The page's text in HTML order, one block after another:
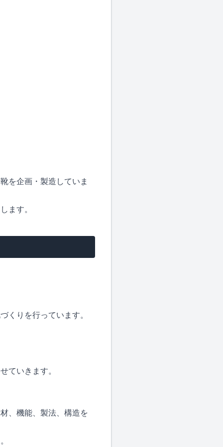
を企画・製造していま
ます。
くりを行っています。
ていきます。
、機能、製法、構造を